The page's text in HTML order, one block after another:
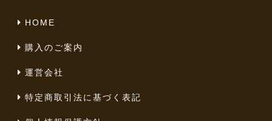
HOME
購入のご案内
運営会社
特定商取引法に基づく表記